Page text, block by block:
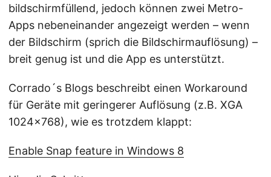
bildschirmfüllend, jedoch können zwei Metro-
Apps nebeneinander angezeigt werden – wenn
der Bildschirm (sprich die Bildschirmauflösung) –
breit genug ist und die App es unterstützt.
Corrado´s Blogs beschreibt einen Workaround
für Geräte mit geringerer Auflösung (z.B. XGA
1024x768), wie es trotzdem klappt:
Enable Snap feature in Windows 8